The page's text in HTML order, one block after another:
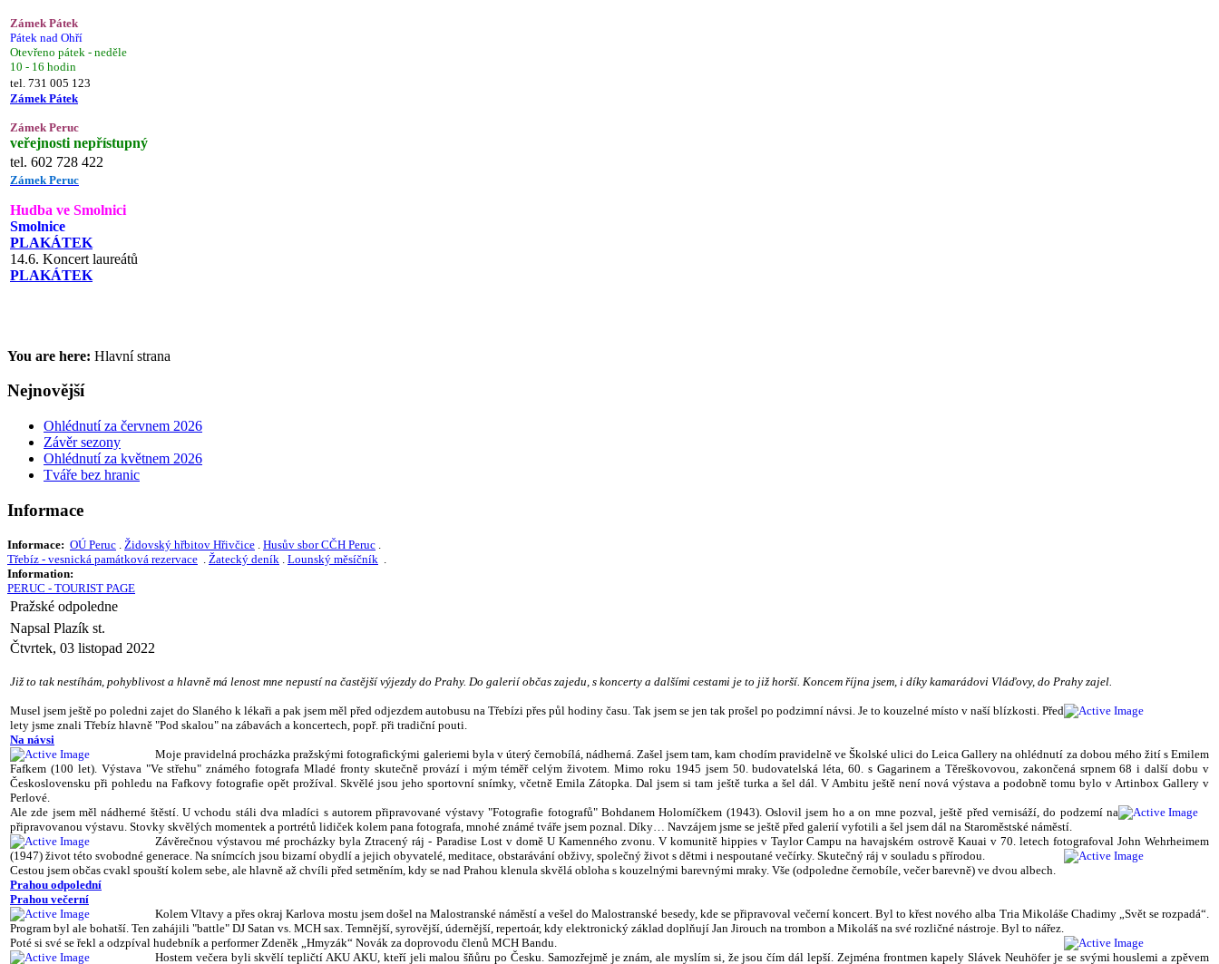
Zámek Pátek
Pátek nad Ohří
Otevřeno pátek - neděle
10 - 16 hodin
tel. 731 005 123
Zámek Pátek
Zámek Peruc
veřejnosti nepřístupný
tel. 602 728 422
Zámek Peruc
Hudba ve Smolnici
Smolnice
PLAKÁTEK
14.6. Koncert laureátů
PLAKÁTEK
You are here: Hlavní strana
Nejnovější
Ohlédnutí za červnem 2026
Závěr sezony
Ohlédnutí za květnem 2026
Tváře bez hranic
Informace
Informace: OÚ Peruc Židovský hřbitov Hřivčice Husův sbor CČH Peruc
Třebíz - vesnická památková rezervace
Žatecký deník Lounský měsíčník
Information:
PERUC - TOURIST PAGE
Pražské odpoledne
Napsal Plazík st.
Čtvrtek, 03 listopad 2022
Již to tak nestíhám, pohyblivost a hlavně má lenost mne nepustí na častější výjezdy do Prahy. Do galerií občas zajedu, s koncerty a dalšími cestami je to již horší. Koncem října jsem, i díky kamarádovi Vláďovy, do Prahy zajel.
Musel jsem ještě po poledni zajet do Slaného k lékaři a pak jsem měl před odjezdem autobusu na Třebízi přes půl hodiny času. Tak jsem se jen tak prošel po podzimní návsi. Je to kouzelné místo v naší blízkosti. Před
lety jsme znali Třebíz hlavně "Pod skalou" na zábavách a koncertech, popř. při tradiční pouti.
Na návsi
Moje pravidelná procházka pražskými fotografickými galeriemi byla v úterý černobílá, nádherná. Zašel jsem tam,kam chodím pravidelně ve Školské ulici do Leica Gallery na ohlédnutí za dobou mého žití s Emilem
Fafkem (100 let). Výstava "Ve střehu" známého fotografa Mladé fronty skutečně provází i mým téměř celým životem. Mimo roku 1945 jsem 50. budovatelská léta, 60. s Gagarinem a Těreškovovou, zakončená srpnem 68 i další dobu v
Československu při pohledu na Fafkovy fotografie opět prožíval. Skvělé jsou jeho sportovní snímky, včetně Emila Zátopka. Dal jsem si tam ještě turka a šel dál. V Ambitu ještě není nová výstava a podobně tomu bylo v Artinbox Gallery v
Perlové.
Ale zde jsem měl nádherné štěstí. U vchodu stáli dva mladíci s autorem připravované výstavy "Fotografie fotografů" Bohdanem Holomíčkem (1943). Oslovil jsem ho a on mne pozval, ještě před vernisáží, do podzemí na
připravovanou výstavu. Stovky skvělých momentek a portrétů lidiček kolem pana fotografa, mnohé známé tváře jsem poznal. Díky… Navzájem jsme se ještě před galerií vyfotili a šel jsem dál na Staroměstské náměstí.
Závěrečnou výstavou mé procházky byla Ztracený ráj - Paradise Lost v domě U Kamenného zvonu. V komunitě hippies v Taylor Campu na havajském ostrově Kauai v 70. letech fotografoval John Wehrheimem
(1947) život této svobodné generace. Na snímcích jsou bizarní obydlí a jejich obyvatelé, meditace, obstarávání obživy, společný život s dětmi i nespoutané večírky. Skutečný ráj v souladu s přírodou.
Cestou jsem občas cvakl spouští kolem sebe, ale hlavně až chvíli před setměním, kdy se nad Prahou klenula skvělá obloha s kouzelnými barevnými mraky. Vše (odpoledne černobíle, večer barevně) ve dvou albech.
Prahou odpolední
Prahou večerní
Kolem Vltavy a přes okraj Karlova mostu jsem došel na Malostranské náměstí a vešel do Malostranské besedy, kde se připravoval večerní koncert. Byl to křest nového alba Tria Mikoláše Chadimy „Svět se rozpadá“.
Program byl ale bohatší. Ten zahájili "battle" DJ Satan vs. MCH sax. Temnější, syrovější, údernější, repertoár, kdy elektronický základ doplňují Jan Jirouch na trombon a Mikoláš na své rozličné nástroje. Byl to nářez.
Poté si své se řekl a odzpíval hudebník a performer Zdeněk „Hmyzák“ Novák za doprovodu členů MCH Bandu.
Hostem večera byli skvělí tepličtí AKU AKU, kteří jeli malou šňůru po Česku. Samozřejmě je znám, ale myslím si, že jsou čím dál lepší. Zejména frontmen kapely Slávek Neuhöfer je se svými houslemi a zpěvem